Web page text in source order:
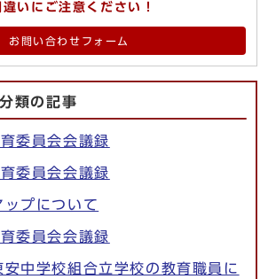
いにご注意ください！
お問い合わせフォーム
類の記事
委員会会議録
委員会会議録
プについて
委員会会議録
中学校組合立学校の教育職員に